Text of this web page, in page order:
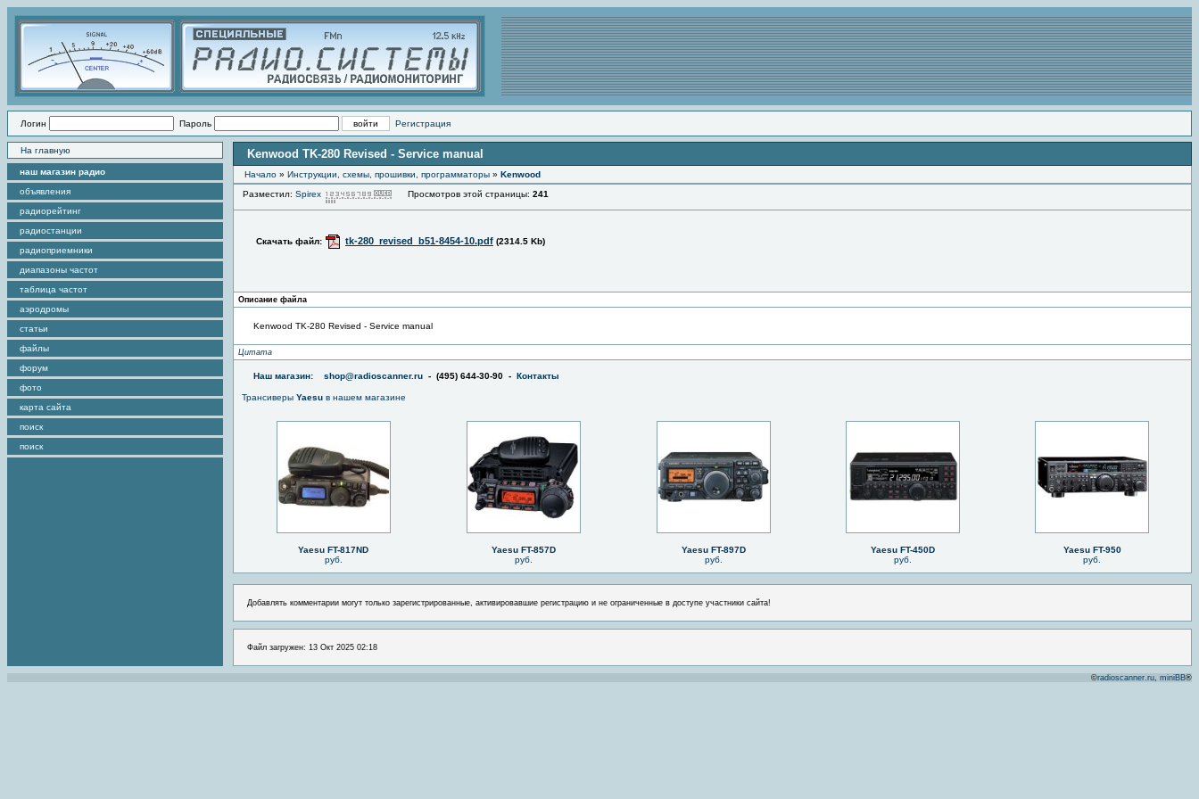
Логин Пароль Регистрация
На главную
наш магазин радио
объявления
радиорейтинг
радиостанции
радиоприемники
диапазоны частот
таблица частот
аэродромы
статьи
файлы
форум
фото
карта сайта
поиск
поиск
Kenwood TK-280 Revised - Service manual
Начало » Инструкции, схемы, прошивки, программаторы » Kenwood
Разместил: Spirex Просмотров этой страницы: 241
Скачать файл: tk-280_revised_b51-8454-10.pdf (2314.5 Kb)
Описание файла
Kenwood TK-280 Revised - Service manual
Цитата
Наш магазин: shop@radioscanner.ru - (495) 644-30-90 - Контакты
Трансиверы Yaesu в нашем магазине
Yaesu FT-817ND
руб.
Yaesu FT-857D
руб.
Yaesu FT-897D
руб.
Yaesu FT-450D
руб.
Yaesu FT-950
руб.
Добавлять комментарии могут только зарегистрированные, активировавшие регистрацию и не ограниченные в доступе участники сайта!
Файл загружен: 13 Окт 2025 02:18
©radioscanner.ru, miniBB®